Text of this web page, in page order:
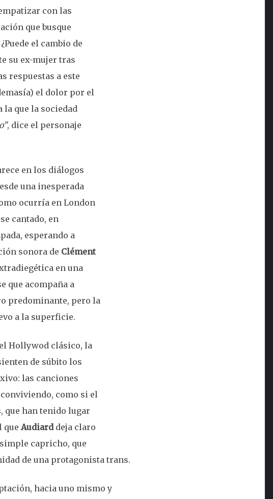
con las
que busque
el cambio de
su ex-mujer tras
respuestas a este
el dolor por el
la que la sociedad
, dice el personaje
en los diálogos
una inesperada
ocurría en London
cantado, en
esperando a
sonora de Clément
en una
que acompaña a
predominante, pero la
a la superficie.
Hollywod clásico, la
de súbito los
las canciones
como si el
que han tenido lugar
que Audiarddeja claro
capricho, que
de una protagonista trans.
hacia uno mismo y